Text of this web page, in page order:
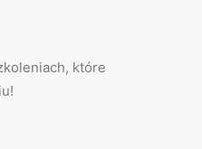
które